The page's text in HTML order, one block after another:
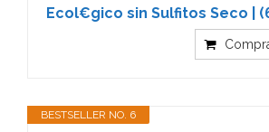
Ecol€gico sin Sulfitos Seco |
BESTSELLER NO. 6